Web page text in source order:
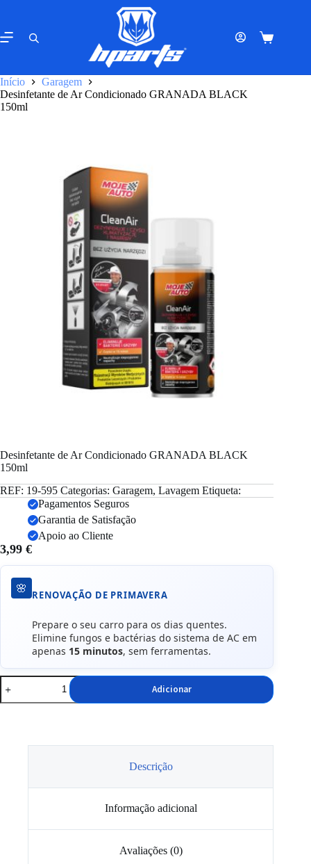
o
conteúdo
Carrinho
Início
Garagem
Desinfetante de Ar Condicionado GRANADA BLACK
150ml
Desinfetante de Ar Condicionado GRANADA BLACK
150ml
REF: 19-595 Categorias: Garagem, Lavagem Etiqueta:
Pagamentos Seguros
Garantia de Satisfação
Apoio ao Cliente
3,99 €
🌸 RENOVAÇÃO DE PRIMAVERA
Prepare o seu carro para os dias quentes.
Elimine fungos e bactérias do sistema de AC em
apenas 15 minutos, sem ferramentas.
Quantidade
de
Desinfetante
Adicionar
Descrição
Informação adicional
Avaliações (0)